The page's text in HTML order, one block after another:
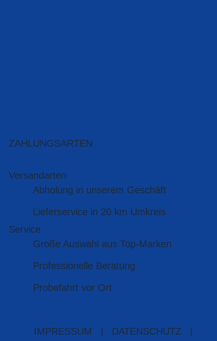
ZAHLUNGSARTEN
Versandarten
Abholung in unserem Geschäft
Lieferservice in 20 km Umkreis
Service
Große Auswahl aus Top-Marken
Professionelle Beratung
Probefahrt vor Ort
IMPRESSUM DATENSCHUTZ